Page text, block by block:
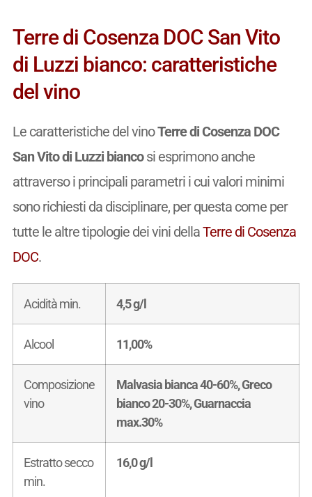
Terre di Cosenza DOC San Vito
di Luzzi bianco: caratteristiche
del vino
Le caratteristiche del vinoTerre di Cosenza DOC
San Vito di Luzzi biancosi esprimono anche
attraverso i principali parametri i cui valori minimi
sono richiesti da disciplinare, per questa come per
tutte le altre tipologie dei vini dellaTerre di Cosenza
DOC.
Acidità min. 4,5 g/l
Alcool 11,00%
Composizione
vino
Malvasia bianca 40-60%, Greco
bianco 20-30%, Guarnaccia
max.30%
Estratto secco
min.
16,0 g/l